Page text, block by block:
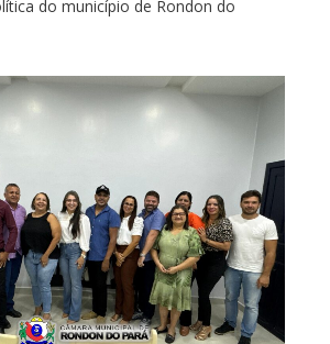
do município de Rondon do